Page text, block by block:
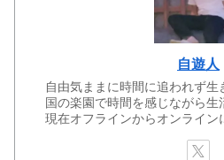
自遊人
自由気ままに時間に追われず
国の楽園で時間を感じながら生
現在オフラインからオンライン